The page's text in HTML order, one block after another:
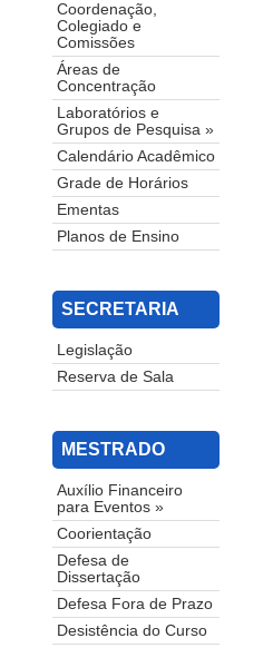
Coordenação,
Colegiado e
Comissões
Áreas de
Concentração
Laboratórios e
Grupos de Pesquisa »
Calendário Acadêmico
Grade de Horários
Ementas
Planos de Ensino
SECRETARIA
Legislação
Reserva de Sala
MESTRADO
Auxílio Financeiro
para Eventos »
Coorientação
Defesa de
Dissertação
Defesa Fora de Prazo
Desistência do Curso